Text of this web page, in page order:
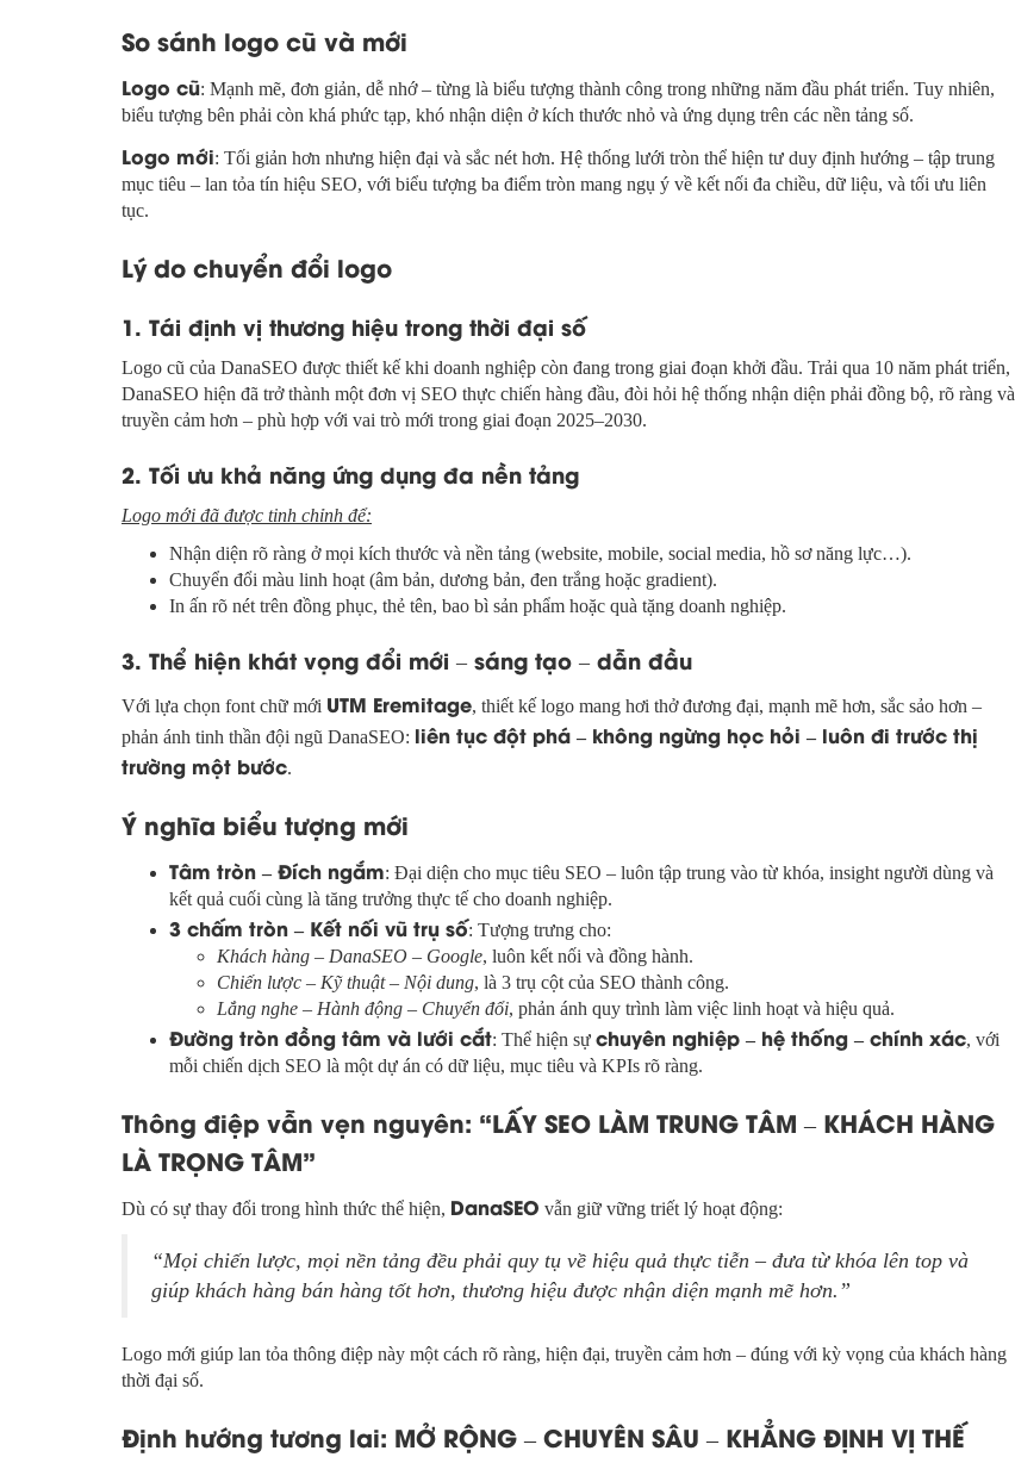
So sánh logo cũ và mới
Logo cũ: Mạnh mẽ, đơn giản, dễ nhớ – từng là biểu tượng thành công trong những năm đầu phát triển. Tuy nhiên,
biểu tượng bên phải còn khá phức tạp, khó nhận diện ở kích thước nhỏ và ứng dụng trên các nền tảng số.
Logo mới: Tối giản hơn nhưng hiện đại và sắc nét hơn. Hệ thống lưới tròn thể hiện tư duy định hướng – tập trung
mục tiêu – lan tỏa tín hiệu SEO, với biểu tượng ba điểm tròn mang ngụ ý về kết nối đa chiều, dữ liệu, và tối ưu liên
tục.
Lý do chuyển đổi logo
1. Tái định vị thương hiệu trong thời đại số
Logo cũ của DanaSEO được thiết kế khi doanh nghiệp còn đang trong giai đoạn khởi đầu. Trải qua 10 năm phát triển,
DanaSEO hiện đã trở thành một đơn vị SEO thực chiến hàng đầu, đòi hỏi hệ thống nhận diện phải đồng bộ, rõ ràng và
truyền cảm hơn – phù hợp với vai trò mới trong giai đoạn 2025–2030.
2. Tối ưu khả năng ứng dụng đa nền tảng
Logo mới đã được tinh chỉnh để:
Nhận diện rõ ràng ở mọi kích thước và nền tảng (website, mobile, social media, hồ sơ năng lực…).
Chuyển đổi màu linh hoạt (âm bản, dương bản, đen trắng hoặc gradient).
In ấn rõ nét trên đồng phục, thẻ tên, bao bì sản phẩm hoặc quà tặng doanh nghiệp.
3. Thể hiện khát vọng đổi mới – sáng tạo – dẫn đầu
Với lựa chọn font chữ mới UTM Eremitage, thiết kế logo mang hơi thở đương đại, mạnh mẽ hơn, sắc sảo hơn –
phản ánh tinh thần đội ngũ DanaSEO: liên tục đột phá – không ngừng học hỏi – luôn đi trước thị
trường một bước.
Ý nghĩa biểu tượng mới
Tâm tròn – Đích ngắm: Đại diện cho mục tiêu SEO – luôn tập trung vào từ khóa, insight người dùng và
kết quả cuối cùng là tăng trưởng thực tế cho doanh nghiệp.
3 chấm tròn – Kết nối vũ trụ số: Tượng trưng cho:
Khách hàng – DanaSEO – Google, luôn kết nối và đồng hành.
Chiến lược – Kỹ thuật – Nội dung, là 3 trụ cột của SEO thành công.
Lắng nghe – Hành động – Chuyển đổi, phản ánh quy trình làm việc linh hoạt và hiệu quả.
Đường tròn đồng tâm và lưới cắt: Thể hiện sự chuyên nghiệp – hệ thống – chính xác, với
mỗi chiến dịch SEO là một dự án có dữ liệu, mục tiêu và KPIs rõ ràng.
Thông điệp vẫn vẹn nguyên: “LẤY SEO LÀM TRUNG TÂM – KHÁCH HÀNG
LÀ TRỌNG TÂM”
Dù có sự thay đổi trong hình thức thể hiện, DanaSEO vẫn giữ vững triết lý hoạt động:
“Mọi chiến lược, mọi nền tảng đều phải quy tụ về hiệu quả thực tiễn – đưa từ khóa lên top và
giúp khách hàng bán hàng tốt hơn, thương hiệu được nhận diện mạnh mẽ hơn.”
Logo mới giúp lan tỏa thông điệp này một cách rõ ràng, hiện đại, truyền cảm hơn – đúng với kỳ vọng của khách hàng
thời đại số.
Định hướng tương lai: MỞ RỘNG – CHUYÊN SÂU – KHẲNG ĐỊNH VỊ THẾ